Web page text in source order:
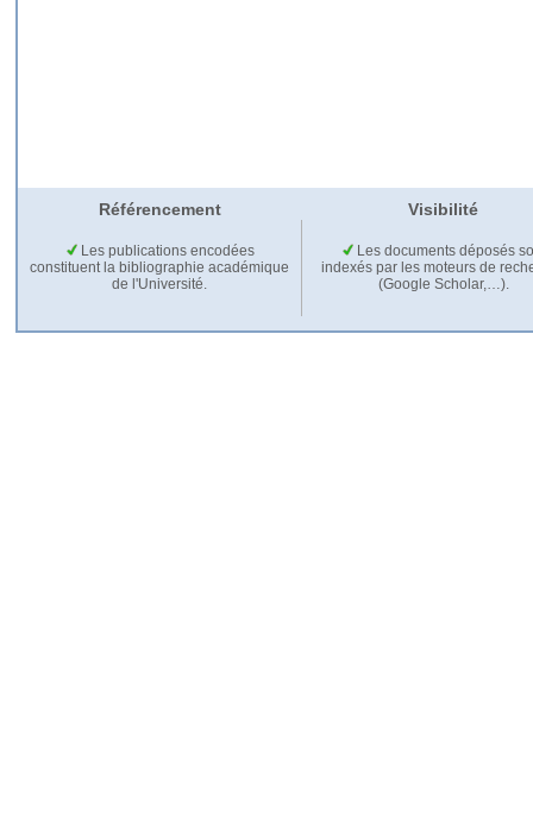
Référencement Visibilité
Les publications encodées
constituent la bibliographie académique
de l'Université.
Les documents déposés
indexés par les moteurs de
(Google Scholar,…).